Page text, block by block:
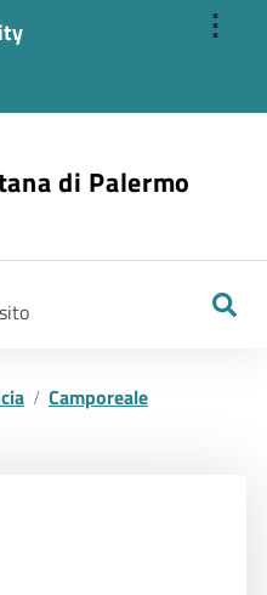
⋮
di Palermo
Camporeale